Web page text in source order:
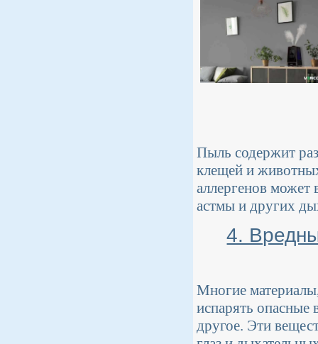
Пыль содержит
клещей и
аллергенов может
астмы и других
4.
Многие
испарять опасные
другое. Эти